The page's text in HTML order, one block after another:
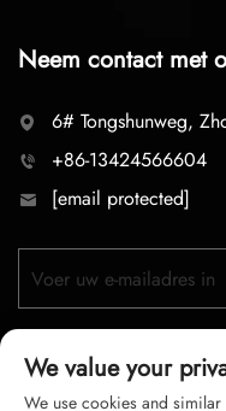
Neem contact met
6# Tongshunweg,
+86-13424566604
[email protected]
We value your
We use cookies and